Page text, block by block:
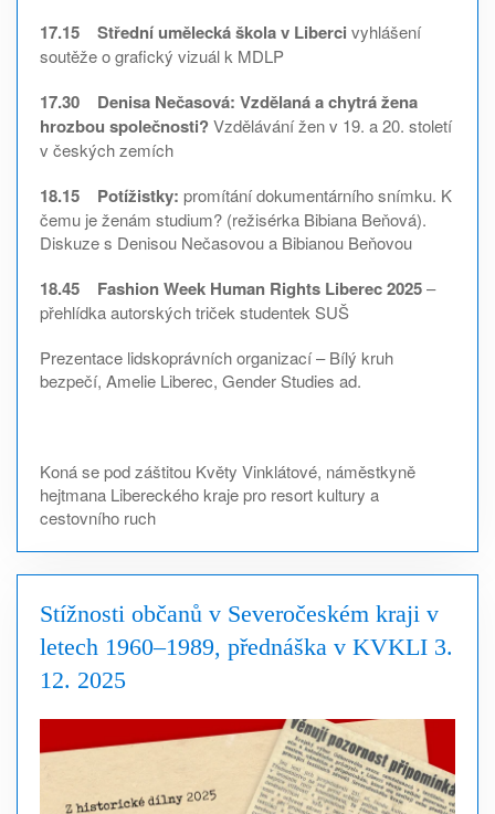
17.15 Střední umělecká škola v Liberci vyhlášení
soutěže o grafický vizuál k MDLP
17.30 Denisa Nečasová: Vzdělaná a chytrá žena
hrozbou společnosti?Vzdělávání žen v 19. a 20. století
v českých zemích
18.15 Potížistky: promítání dokumentárního snímku. K
čemu je ženám studium? (režisérka Bibiana Beňová).
Diskuze s Denisou Nečasovou a Bibianou Beňovou
18.45 Fashion Week Human Rights Liberec 2025–
přehlídka autorských triček studentek SUŠ
Prezentace lidskoprávních organizací – Bílý kruh
bezpečí, Amelie Liberec, Gender Studies ad.
Koná se pod záštitou Květy Vinklátové, náměstkyně
hejtmana Libereckého kraje pro resort kultury a
cestovního ruch
Stížnosti občanů v Severočeském kraji v
letech 1960–1989, přednáška v KVKLI 3.
12. 2025